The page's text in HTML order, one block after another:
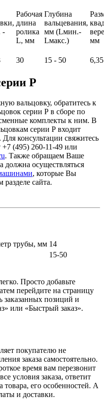
-
Рабочая
длина
ролика
L, мм
Глубина
вальцевания,
мм (Lмин.-
Lмакс.)
мм
30 15 - 50 6,35
Р
вальцовку, обратитесь к
серии Р в сборе по
комплекты к ним. В
серии Р входит
консультации свяжитесь
(495) 260-11-49 или
. Также обращаем Ваше
должна осуществляться
, которые Вы
сайта.
трубы, мм 14
15-50
Просто добавьте
перейдите на страницу
заказанных позиций и
или «Быстрый заказ».
покупателю не
заказа самостоятельно.
время вам перезвонит
условия заказа, ответит
товара, его особенностей. А
и доставки.